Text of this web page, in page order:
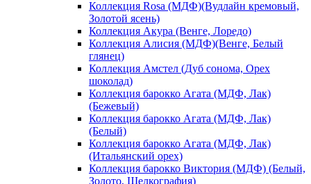
Коллекция Rosa (МДФ)(Вудлайн кремовый,
Золотой ясень)
Коллекция Акура (Венге, Лоредо)
Коллекция Алисия (МДФ)(Венге, Белый
глянец)
Коллекция Амстел (Дуб сонома, Орех
шоколад)
Коллекция барокко Агата (МДФ, Лак)
(Бежевый)
Коллекция барокко Агата (МДФ, Лак)
(Белый)
Коллекция барокко Агата (МДФ, Лак)
(Итальянский орех)
Коллекция барокко Виктория (МДФ) (Белый,
Золото, Шелкография)